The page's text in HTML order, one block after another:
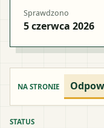
Sprawdzono
5 czerwca 2026
NA STRONIE
STATUS